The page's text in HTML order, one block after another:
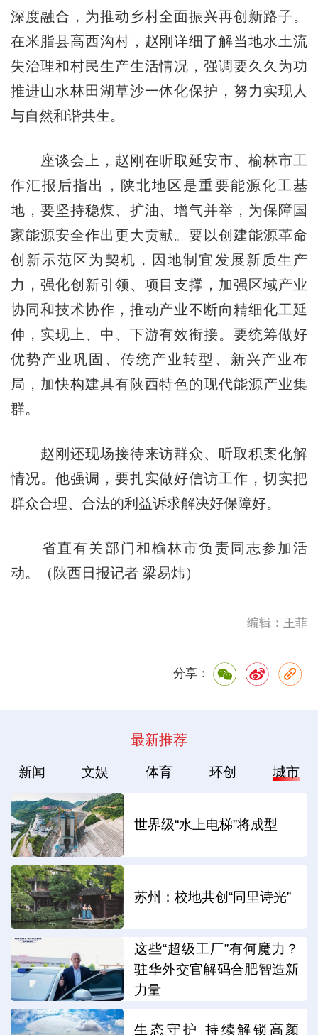
深度融合，为推动乡村全面振兴再创新路子。
在米脂县高西沟村，赵刚详细了解当地水土流
失治理和村民生产生活情况，强调要久久为功
推进山水林田湖草沙一体化保护，努力实现人
与自然和谐共生。
座谈会上，赵刚在听取延安市、榆林市工
作汇报后指出，陕北地区是重要能源化工基
地，要坚持稳煤、扩油、增气并举，为保障国
家能源安全作出更大贡献。要以创建能源革命
创新示范区为契机，因地制宜发展新质生产
力，强化创新引领、项目支撑，加强区域产业
协同和技术协作，推动产业不断向精细化工延
伸，实现上、中、下游有效衔接。要统筹做好
优势产业巩固、传统产业转型、新兴产业布
局，加快构建具有陕西特色的现代能源产业集
群。
赵刚还现场接待来访群众、听取积案化解
情况。他强调，要扎实做好信访工作，切实把
群众合理、合法的利益诉求解决好保障好。
省直有关部门和榆林市负责同志参加活
动。（陕西日报记者 梁易炜）
编辑：王菲
分享：
最新推荐
新闻 文娱 体育 环创 城市
世界级“水上电梯”将成型
苏州：校地共创“同里诗光”
这些“超级工厂”有何魔力？
驻华外交官解码合肥智造新
力量
生态守护 持续解锁高颜